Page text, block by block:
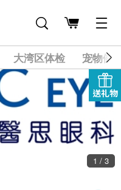
大湾区体检 宠物健
送礼物
1 / 3